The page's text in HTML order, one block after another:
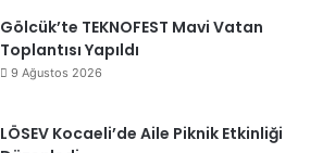
Gölcük’te TEKNOFEST Mavi Vatan
Toplantısı Yapıldı
9 Ağustos 2026
LÖSEV Kocaeli’de Aile Piknik Etkinliği